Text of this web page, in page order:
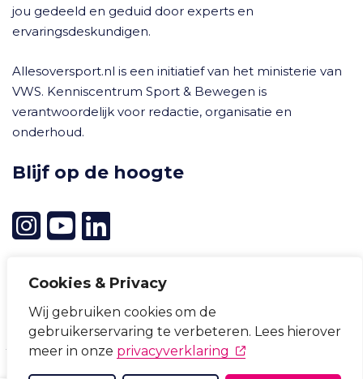
Cookies & Privacy
Wij gebruiken cookies om de
gebruikerservaring te verbeteren. Lees hierover
meer in onze privacyverklaring (opent in nieuw
jou gedeeld en geduid door experts en
ervaringsdeskundigen.
Allesoversport.nl is een initiatief van het ministerie van
VWS. Kenniscentrum Sport & Bewegen is
verantwoordelijk voor redactie, organisatie en
onderhoud.
Blijf op de hoogte
Cookievoorkeuren wijzigen
Privacyverklaring
Cookieverklaring
Disclaimer
Toegankelijkheid